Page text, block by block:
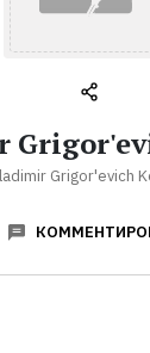
Grigor'evich